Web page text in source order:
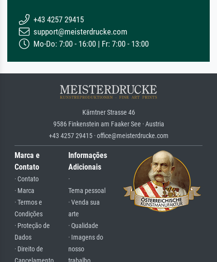
+43 4257 29415
support@meisterdrucke.com
Mo-Do: 7:00 - 16:00 | Fr: 7:00 - 13:00
Kärntner Strasse 46
9586 Finkenstein am Faaker See · Austria
+43 4257 29415 · office@meisterdrucke.com
Marca e
Contato
· Contato
· Marca
· Termos e
Condições
· Proteção de
Dados
· Direito de
Informações
Adicionais
·
Tema pessoal
· Venda sua
arte
· Qualidade
· Imagens do
nosso